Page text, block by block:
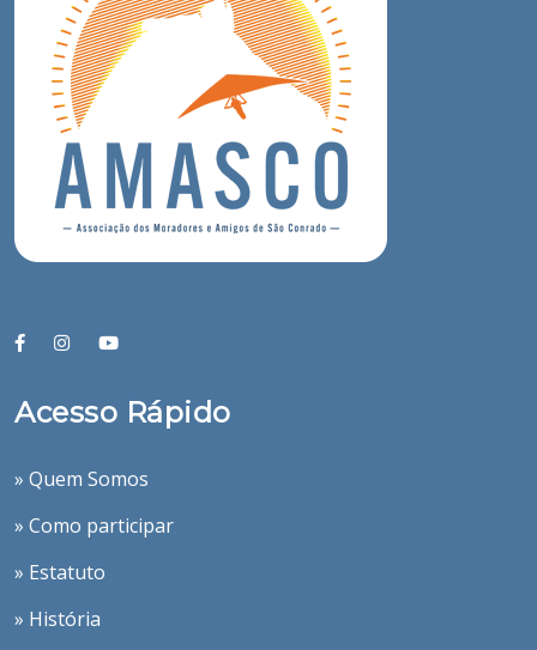
Acesso Rápido
» Quem Somos
» Como participar
» Estatuto
» História